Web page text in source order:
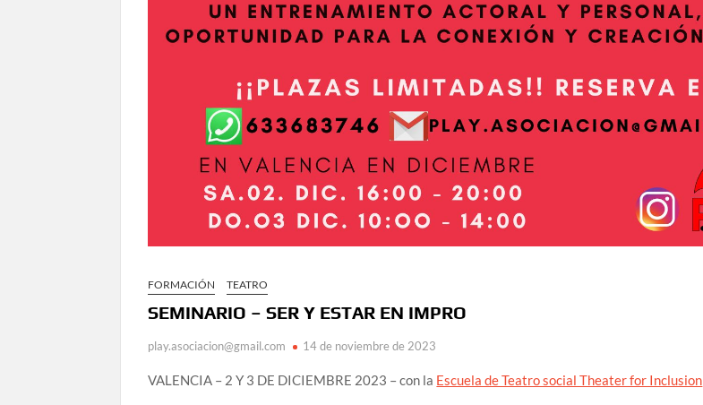
FORMACIÓN TEATRO
SEMINARIO – SER Y ESTAR EN IMPRO
play.asociacion@gmail.com 14 de noviembre de 2023
VALENCIA – 2 Y 3 DE DICIEMBRE 2023 – con la Escuela de Teatro social Theater for Inclusion